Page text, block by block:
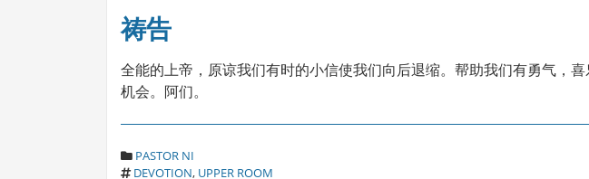
祷告
全能的上帝，原谅我们有时的小信使我们向后退缩。帮助我们有勇气，
机会。阿们。
C
A
PASTOR NI
T
DEVOTION, UPPER ROOM